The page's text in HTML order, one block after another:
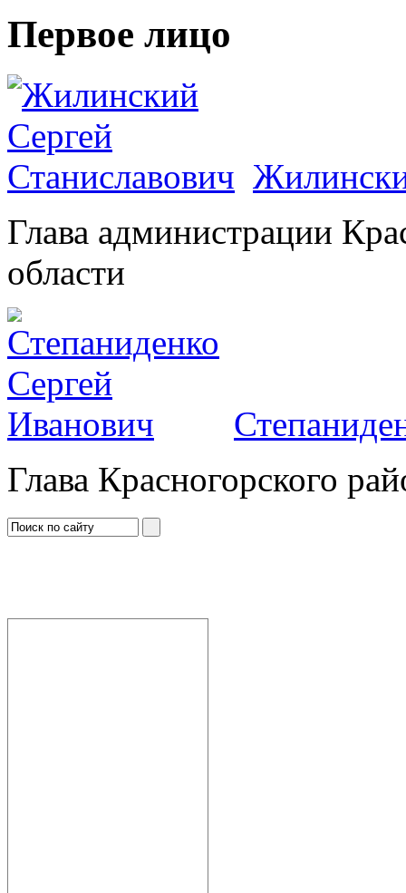
Первое лицо
Глава администрации
области
Глава Красногорского